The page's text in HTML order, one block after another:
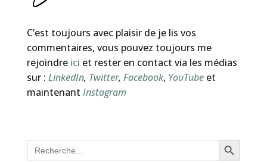
C’est toujours avec plaisir de je lis vos
commentaires, vous pouvez toujours me
rejoindre ici et rester en contact via les médias
sur : LinkedIn, Twitter, Facebook, YouTubeet
maintenant Instagram
Search
for:
Search Button